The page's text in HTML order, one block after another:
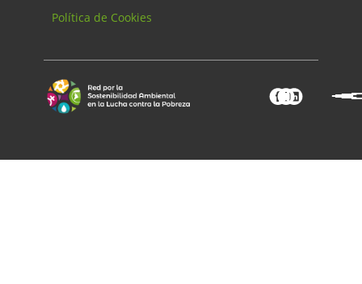
Política de Cookies